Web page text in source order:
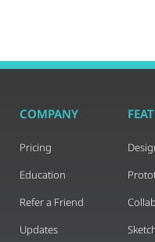
COMPANY
Pricing
Education
Refer a Friend
Updates